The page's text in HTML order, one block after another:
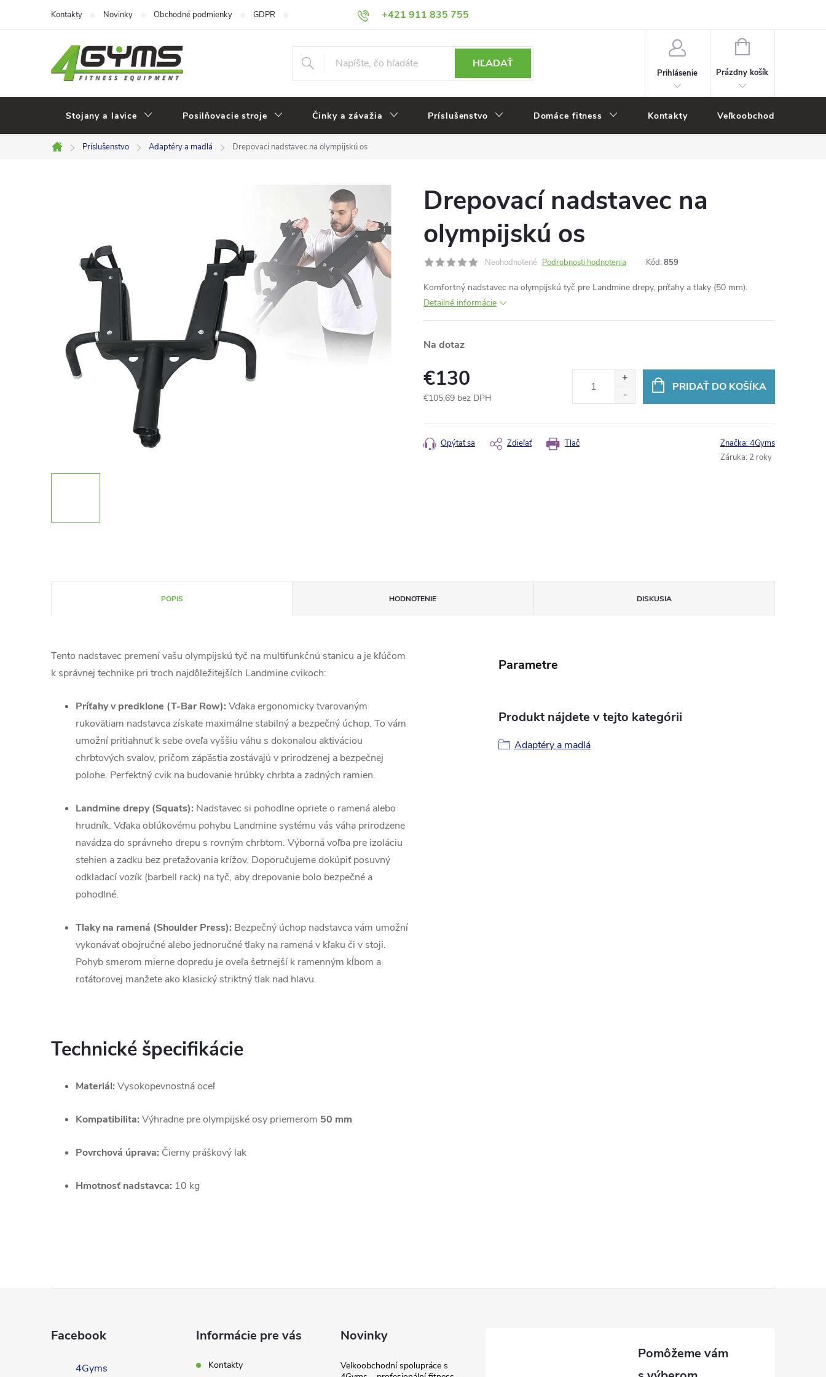
+421 911 835 755
Kontakty Novinky Obchodné podmienky GDPR Reklamácie
HĽADAŤ
Prihlásenie
NÁKUPNÝ
Prázdny košík
Stojany a lavice Posilňovacie stroje Činky a závažia Príslušenstvo Domáce fitness Kontakty Veľkoobchod
Domov
Príslušenstvo Adaptéry a madlá Drepovací nadstavec na olympijskú os
Drepovací nadstavec na
olympijskú os
Neohodnotené Podrobnosti hodnotenia Kód: 859
Komfortný nadstavec na olympijskú tyč pre Landmine drepy, príťahy a tlaky (50 mm).
Detailné informácie
Na dotaz
€130
€105,69 bez DPH
cena:
PRIDAŤ DO KOŠÍKA
Tlač
Opýtať sa Zdieľať Značka:4Gyms
Záruka: 2 roky
POPIS HODNOTENIE DISKUSIA
Tento nadstavec premení vašu olympijskú tyč na multifunkčnú stanicu a je kľúčom
k správnej technike pri troch najdôležitejších Landmine cvikoch:
Príťahy v predklone (T-Bar Row): Vďaka ergonomicky tvarovaným
rukovätiam nadstavca získate maximálne stabilný a bezpečný úchop. To vám
umožní pritiahnuť k sebe oveľa vyššiu váhu s dokonalou aktiváciou
chrbtových svalov, pričom zápästia zostávajú v prirodzenej a bezpečnej
polohe. Perfektný cvik na budovanie hrúbky chrbta a zadných ramien.
Landmine drepy (Squats): Nadstavec si pohodlne opriete o ramená alebo
hrudník. Vďaka oblúkovému pohybu Landmine systému vás váha prirodzene
navádza do správneho drepu s rovným chrbtom. Výborná voľba pre izoláciu
stehien a zadku bez preťažovania krížov. Doporučujeme dokúpiť posuvný
odkladací vozík (barbell rack) na tyč, aby drepovanie bolo bezpečné a
pohodlné.
Tlaky na ramená (Shoulder Press): Bezpečný úchop nadstavca vám umožní
vykonávať obojručné alebo jednoručné tlaky na ramená v kľaku či v stoji.
Pohyb smerom mierne dopredu je oveľa šetrnejší k ramenným kĺbom a
rotátorovej manžete ako klasický striktný tlak nad hlavu.
Technické špecifikácie
Materiál: Vysokopevnostná oceľ
Kompatibilita: Výhradne pre olympijské osy priemerom 50 mm
Povrchová úprava: Čierny práškový lak
Hmotnosť nadstavca: 10 kg
Parametre
Produkt nájdete v tejto kategórii
Adaptéry a madlá
Facebook
4Gyms
Informácie pre vás
Kontakty
Novinky
Velkoobchodní spolupráce s